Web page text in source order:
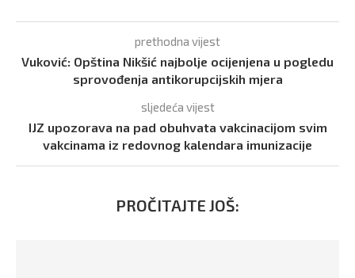
prethodna vijest
Vuković: Opština Nikšić najbolje ocijenjena u pogledu
sprovođenja antikorupcijskih mjera
sljedeća vijest
IJZ upozorava na pad obuhvata vakcinacijom svim
vakcinama iz redovnog kalendara imunizacije
PROČITAJTE JOŠ: